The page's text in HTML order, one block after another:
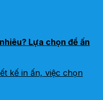
Lựa chọn để ấn
kế in ấn, việc chọn